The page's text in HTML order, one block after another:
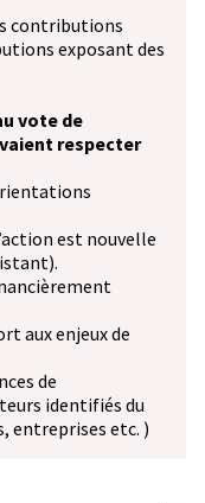
contributions
exposant des
vote de
respecter
est nouvelle
aux enjeux de
de
identifiés du
entreprises etc. )